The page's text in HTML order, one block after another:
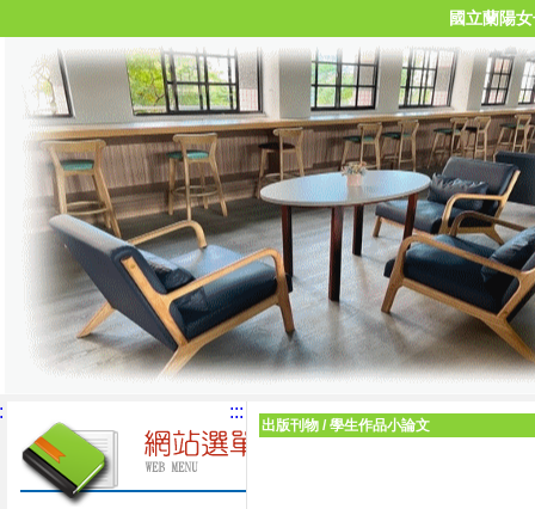
國立蘭陽
:::
出版刊物 /學生作品小論文